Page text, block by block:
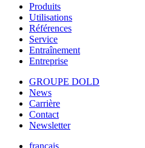
Produits
Utilisations
Références
Service
Entraînement
Entreprise
GROUPE DOLD
News
Carrière
Contact
Newsletter
français